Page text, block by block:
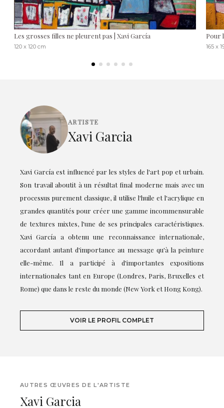
Les grosses filles ne pleurent pas | Xavi García
120 x 120 cm
Pour
165 x
ARTISTE
Xavi Garcia
Xavi García est influencé par les styles de l'art pop et urbain.
Son travail aboutit à un résultat final moderne mais avec un
processus purement classique, il utilise l'huile et l'acrylique en
grandes quantités pour créer une gamme incommensurable
de textures mixtes, l'une de ses principales caractéristiques.
Xavi García a obtenu une reconnaissance internationale,
accordant autant d'importance au message qu'à la peinture
elle-même. Il a participé à d'importantes expositions
internationales tant en Europe (Londres, Paris, Bruxelles et
Rome) que dans le reste du monde (New York et Hong Kong).
VOIR LE PROFIL COMPLET
AUTRES ŒUVRES DE L'ARTISTE
Xavi Garcia